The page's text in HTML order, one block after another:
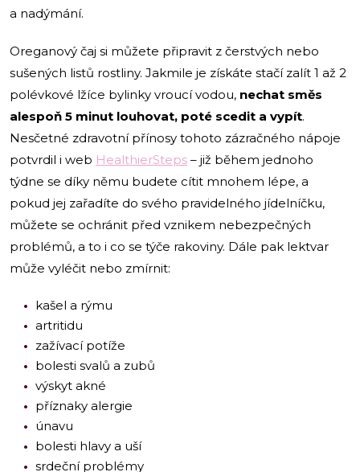
a nadýmání.
Oreganový čaj si můžete připravit z čerstvých nebo
sušených listů rostliny. Jakmile je získáte stačí zalít 1 až 2
polévkové lžíce bylinky vroucí vodou, nechat směs
alespoň 5 minut louhovat, poté scedit a vypít.
Nesčetné zdravotní přínosy tohoto zázračného nápoje
potvrdil i web HealthierSteps – již během jednoho
týdne se díky němu budete cítit mnohem lépe, a
pokud jej zařadíte do svého pravidelného jídelníčku,
můžete se ochránit před vznikem nebezpečných
problémů, a to i co se týče rakoviny. Dále pak lektvar
může vyléčit nebo zmírnit:
kašel a rýmu
artritidu
zažívací potíže
bolesti svalů a zubů
výskyt akné
příznaky alergie
únavu
bolesti hlavy a uší
srdeční problémy